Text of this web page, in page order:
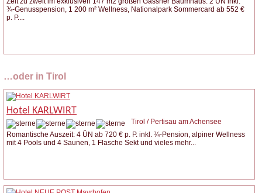
¾-Genusspension, 1 200 m² Wellness, Nationalpark Sommercard ab 552 €
p. P....
…oder in Tirol
Hotel KARLWIRT
Tirol / Pertisau am Achensee
Romantische Auszeit: 4 ÜN ab 720 € p. P. inkl. ¾-Pension, alpiner Wellness
mit 4 Pools und 4 Saunen, 1 Flasche Sekt und vieles mehr...